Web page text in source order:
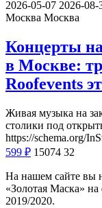
2026-05-07 2026-08-
Москва Москва
Концерты
в Москве:
Roofevents
Живая музыка на
столики под
https://schema.org/
599 ₽ 15074 32
На нашем сайте вы
«Золотая Маска»
2019/2020.